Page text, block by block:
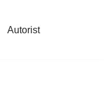
Autorist